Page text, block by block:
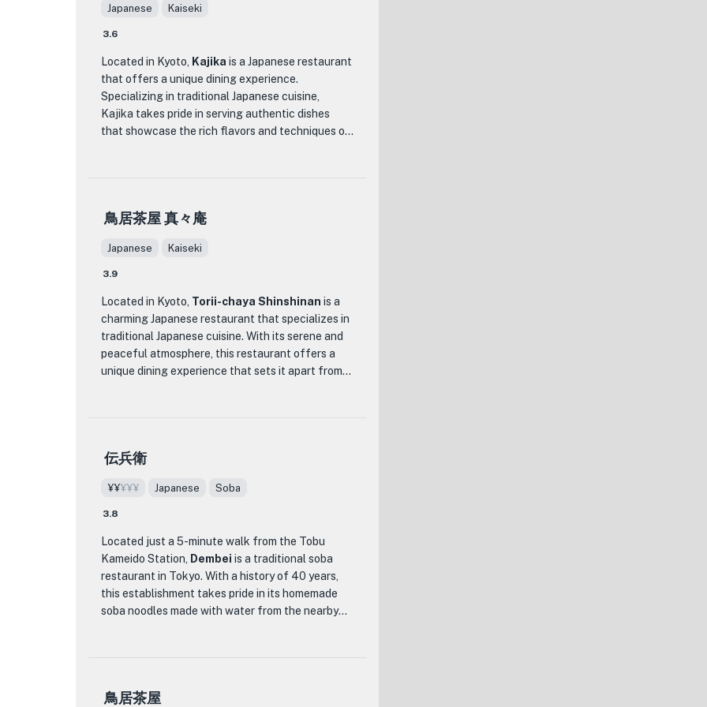
に高め、食事を楽しむのに本当に思い出に残る場
メニューに関しては、古今藤や では、あらゆる味
覚を満足させる幅広い料理を提供しています。寿
司や刺身などの伝統的な日本の人気料理から、特
製の古今ロールなどのユニークな創作料理まで、
と美味しい料理を作り出しています。
2 人でのロマンチックなディナーでも、特別な日を
の味の融合、美しい装飾、そして卓越したサービ
スを備えたこのレストランは、そこで食事をする
すべての人に忘れられない印象を残すでしょう。
Japanese Kaiseki
3.6
Located in Kyoto, Kajika is a Japanese restaurant
that offers a unique dining experience.
Specializing in traditional Japanese cuisine,
Kajika takes pride in serving authentic dishes
that showcase the rich flavors and techniques of
guests. With its traditional Japanese decor and
setting for diners to enjoy their meal.
extensive menu, which features a wide variety of
dishes to cater to different tastes and
preferences. From fresh sashimi and sushi to
flavorful tempura and grilled meats, there is
something for everyone to enjoy. The skilled
What sets Kajika apart from other dining
the authenticity of Japanese cuisine. The
restaurant takes great care in sourcing
precision and attention to detail. Whether you are
a connoisseur of Japanese cuisine or simply
looking to explore new flavors, Kajika is a must-
visit destination for a memorable dining
experience.
鳥居茶屋 真々庵
Japanese Kaiseki
3.9
Located in Kyoto, Torii-chaya Shinshinan is a
charming Japanese restaurant that specializes in
traditional Japanese cuisine. With its serene and
peaceful atmosphere, this restaurant offers a
unique dining experience that sets it apart from
including both seafood and traditional Japanese
seafood, each dish is prepared with the utmost
care and attention to detail. The restaurant takes
sourced locally whenever possible, to ensure the
highest quality and flavor in every bite.
One of the standout dishes at Torii-chaya
Shinshinan is their signature tempura. The
featuring a selection of nigiri and maki rolls made
伝兵衛
¥¥¥¥¥ Japanese Soba
3.8
Located just a 5-minute walk from the Tobu
Kameido Station,
Dembei is a traditional soba
restaurant in Tokyo. With a history of 40 years,
this establishment takes pride in its homemade
soba noodles made with water from the nearby
One of the standout dishes at Dembei is their
鳥居茶屋